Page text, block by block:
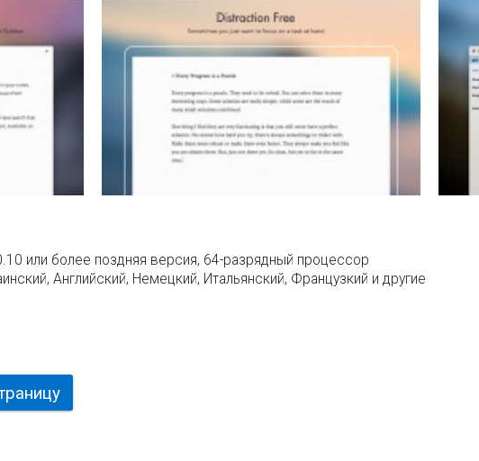
или более поздняя версия, 64-разрядный процессор
Английский, Немецкий, Итальянский, Французкий и другие